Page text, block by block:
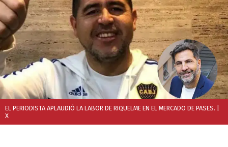
EL PERIODISTA APLAUDIÓ LA LABOR DE RIQUELME EN EL MERCADO DE PASES.
X